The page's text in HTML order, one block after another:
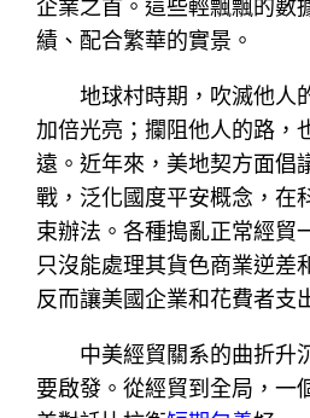
企業之首。這些輕飄飄的數
績、配合繁華的實景。
地球村時期，吹滅他人
加倍光亮；攔阻他人的路，
遠。近年來，美地契方面倡
戰，泛化國度平安概念，在
束辦法。各種搗亂正常經貿
只沒能處理其貨色商業逆差
反而讓美國企業和花費者支
中美經貿關系的曲折升
要啟發。從經貿到全局，一